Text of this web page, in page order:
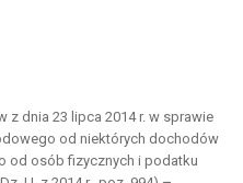
z dnia 23 lipca 2014 r. w sprawie
od niektórych dochodów
od osób fizycznych i podatku